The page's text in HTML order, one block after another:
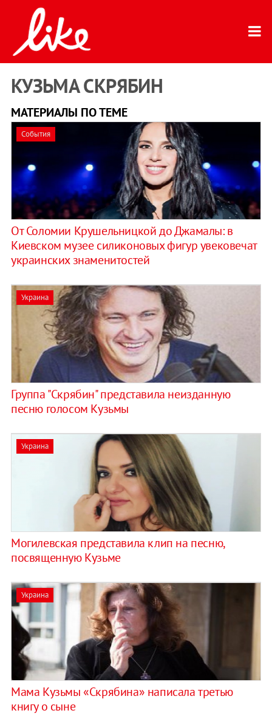
КУЗЬМА СКРЯБИН
МАТЕРИАЛЫ ПО ТЕМЕ
События
​От Соломии Крушельницкой до Джамалы: в
Киевском музее силиконовых фигур увековечат
украинских знаменитостей
Украина
Группа "Скрябин" представила неизданную
песню голосом Кузьмы
Украина
Могилевская представила клип на песню,
посвященную Кузьме
Украина
Мама Кузьмы «Скрябина» написала третью
книгу о сыне